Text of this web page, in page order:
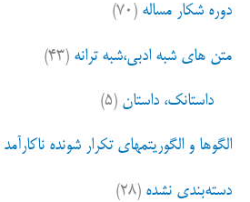
دوره شکار مساله (۷۰)
متن های شبه ادبی،شبه ترانه (۴۳)
داستانک، داستان (۵)
الگوها و الگوریتمهای تکرار شونده
دسته‌بندی نشده (۲۸)